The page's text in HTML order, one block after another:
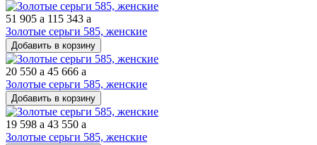
51 905 a 115 343 a
Золотые серьги 585, женские
Добавить в корзину
20 550 a 45 666 a
Золотые серьги 585, женские
Добавить в корзину
19 598 a 43 550 a
Золотые серьги 585, женские